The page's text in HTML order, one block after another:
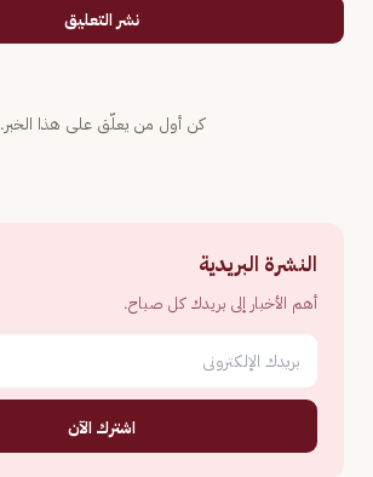
نشر التعليق
كن أول من يعلّق على هذا الخبر.
النشرة البريدية
أهم الأخبار إلى بريدك كل صباح.
اشترك الآن